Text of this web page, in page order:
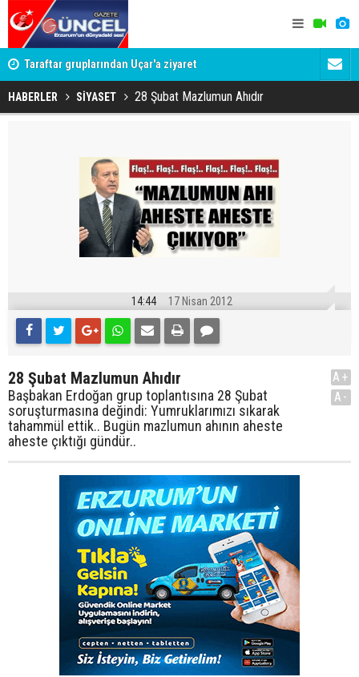
Taraftar gruplarından Uçar'a ziyaret
HABERLER SİYASET 28 Şubat Mazlumun Ahıdır
14:44 17 Nisan 2012
28 Şubat Mazlumun Ahıdır
Başbakan Erdoğan grup toplantısına 28 Şubat
soruşturmasına değindi: Yumruklarımızı sıkarak
tahammül ettik.. Bugün mazlumun ahının aheste
aheste çıktığı gündür..
A+
A-